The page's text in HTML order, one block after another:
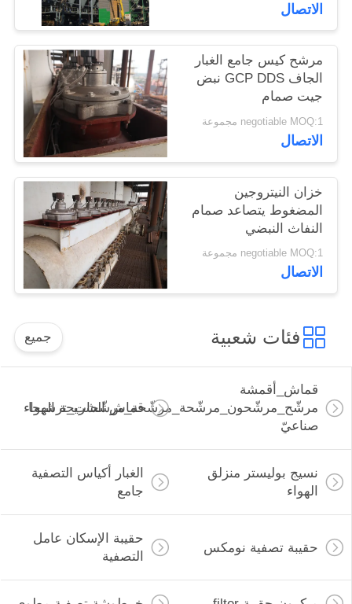
الاتصال
مرشح كيس جامع الغبار
الجاف GCP DDS نبض
جيت صمام
negotiable MOQ:1 مجموعة
الاتصال
خزان النيتروجين
المضغوط يتصاعد صمام
النفاث النبضي
negotiable MOQ:1 مجموعة
الاتصال
فئات شعبية جميع
قماش_أقمشة
مرشّح_مرشّحون_مرشّحة_مرشّحة_مرشّحات_ترشيحا
صناعيّ
قماش الشريحة الهواء
نسيج بوليستر منزلق
الهواء
الغبار أكياس التصفية
جامع
حقيبة تصفية نومكس
حقيبة الإسكان عامل
التصفية